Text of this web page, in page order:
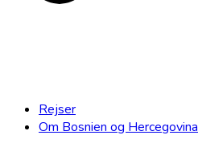
Rejser
Om Bosnien og Hercegovina